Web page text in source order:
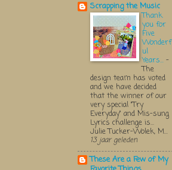
Scrapping the Music
Thank
you for
Five
Wonderf
ul
Years... -
The
design team has voted
and we have decided
that the winner of our
very special "Try
Everyday" and Mis-sung
Lyrics challenge is...
Julie Tucker-Wolek, M...
13 jaar geleden
These Are a Few of My